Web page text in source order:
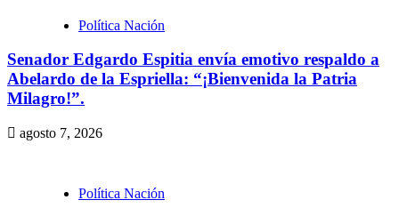
Política Nación
Senador Edgardo Espitia envía emotivo respaldo a
Abelardo de la Espriella: “¡Bienvenida la Patria
Milagro!”.
agosto 7, 2026
Política Nación